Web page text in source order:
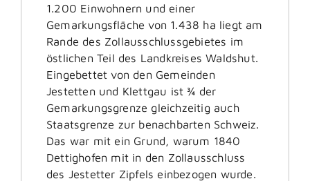
1.200 Einwohnern und einer
Gemarkungsfläche von 1.438 ha liegt am
Rande des Zollausschlussgebietes im
östlichen Teil des Landkreises Waldshut.
Eingebettet von den Gemeinden
Jestetten und Klettgau ist ¾ der
Gemarkungsgrenze gleichzeitig auch
Staatsgrenze zur benachbarten Schweiz.
Das war mit ein Grund, warum 1840
Dettighofen mit in den Zollausschluss
des Jestetter Zipfels einbezogen wurde.